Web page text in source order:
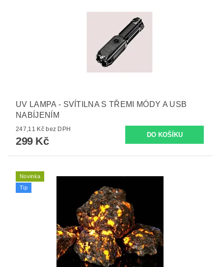
UV LAMPA - SVÍTILNA S TŘEMI MÓDY A USB
NABÍJENÍM
247,11 Kč bez DPH
299 Kč
Novinka
Tip